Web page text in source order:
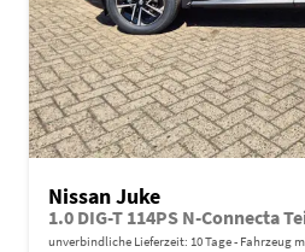
Nissan Juke
unverbindliche Lieferzeit: 10 Tage Fahrzeug